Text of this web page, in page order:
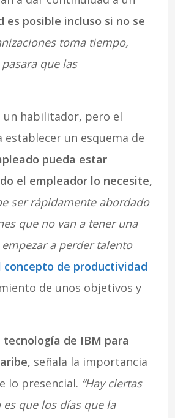
posible incluso si no se
toma tiempo,
que las
un habilitador, pero el
un esquema de
pueda estar
el empleador lo necesite,
ser rápidamente abordado
que no van a tener una
a perder talento
concepto de productividad
de unos objetivos y
de IBM para
señala la importancia
lo presencial. “Hay ciertas
que los días que la